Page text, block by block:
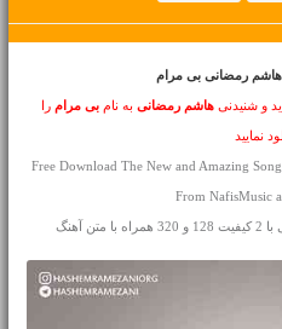
هاشم رمضانی بی مرام
و شنیدنیهاشم رمضانی به نامبی مرام را
نمایید
Free Download The New and Amazing
From NafisMusic